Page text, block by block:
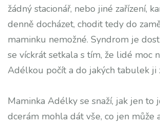
žádný stacionář, nebo jiné zařízení,
denně docházet, chodit tedy do
maminku nemožné. Syndrom je
se víckrát setkala s tím, že lidé moc
Adélkou počít a do jakých tabulek ji
Maminka Adélky se snaží, jak jen to
dcerám mohla dát vše, co jen může